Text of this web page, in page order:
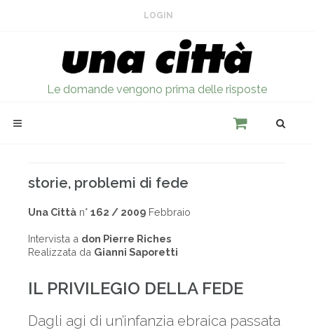
LOGIN
Le domande vengono prima delle risposte
storie, problemi di fede
Una Città n° 162 / 2009 Febbraio
Intervista a don Pierre Riches
Realizzata da Gianni Saporetti
IL PRIVILEGIO DELLA FEDE
Dagli agi di un’infanzia ebraica passata